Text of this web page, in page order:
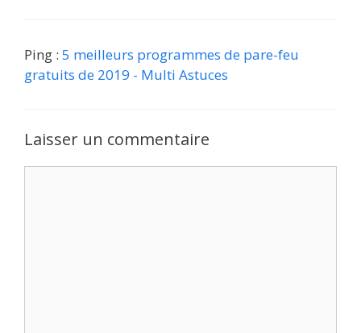
Ping : 5 meilleurs programmes de pare-feu
gratuits de 2019 - Multi Astuces
Laisser un commentaire